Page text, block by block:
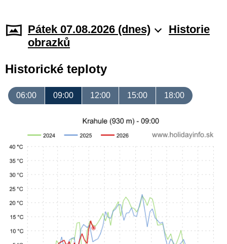
Pátek 07.08.2026 (dnes)
Historie
obrazků
Historické teploty
06:00 09:00 12:00 15:00 18:00